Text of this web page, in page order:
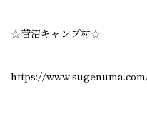
☆菅沼キャンプ村☆
https://